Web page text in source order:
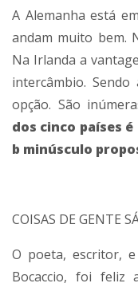
A Alemanha está
andam muito bem.
Na Irlanda a
intercâmbio.
opção. São
dos cinco países
b minúsculo
COISAS DE GENTE
O poeta, escritor,
Bocaccio, foi feliz